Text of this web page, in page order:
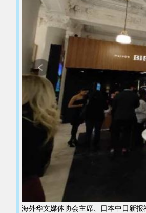
海外华文媒体协会主席、日本中日新报